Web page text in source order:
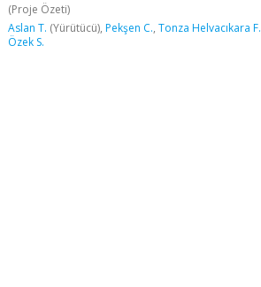
(Proje Özeti)
Aslan T. (Yürütücü), Pekşen C., Tonza Helvacıkara F.
Özek S.